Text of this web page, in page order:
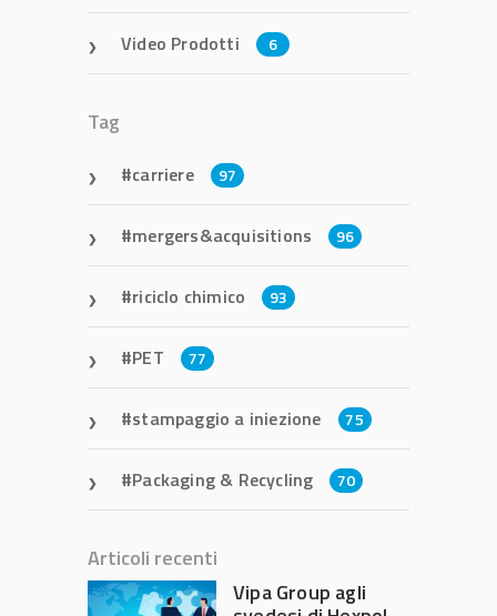
Video Prodotti 6
Tag
carriere 97
mergers&acquisitions 96
riciclo chimico 93
PET 77
stampaggio a iniezione 75
Packaging & Recycling 70
Articoli recenti
Vipa Group agli